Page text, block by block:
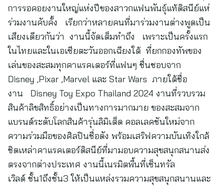
การรอคอยงานใหญ่แห่งปีของสาวกแฟนพันธุ์แท้ดิสนีย์แห่
ร่วมงานคับคั้ง เรียกว่าหลายคนที่มาร่วมงานต่างพูดเป็น
เสียงเดียวกันว่า งานนี้จัดเต็มทำถึง เพราะเป็นครั้งแรก
ในไทยและในเอเซียตะวันออกเฉียงใต้ ที่ยกกองทัพของ
เล่นของสะสมทุกคาแรคเตอร์ที่แฟนๆ ชื่นชอบจาก
Disney ,Pixar ,Marvel และ Star Wars ภายใต้ชื่อ
งาน Disney Toy Expo Thailand 2024 งานที่รวบรวม
สินค้าลิขสิทธิ์อย่างเป็นทางการมากมาย ของสะสมจาก
แบรนด์ระดับโลกสินค้ารุ่นลิมิเต็ด คอลเลคชันใหม่จาก
ความร่วมมือของศิลปินชื่อดัง พร้อมเสริฟความบันเทิงใกล้
ชิดเหล่าคาแรคเตอร์ดิสนีย์ที่มามอบความสุขสนุกสนานส่ง
ตรงจากต่างประเทศ งานนี้เนรมิตพื้นที่เซ็นทรัล
เวิลด์ ชั้น1ถึงชั้น3 ให้เป็นแหล่งรวมความสุขสนุกสนานและ